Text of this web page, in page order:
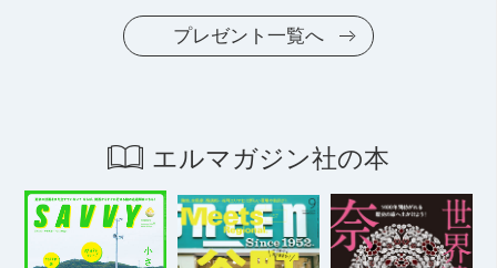
プレゼント一覧へ
エルマガジン社の本